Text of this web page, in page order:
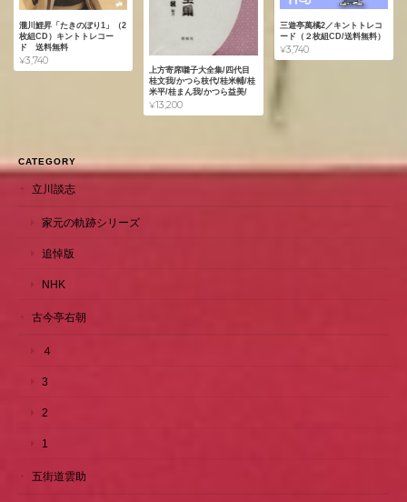
瀧川鯉昇「たきのぼり1」（2
枚組CD）キントトレコー
ド 送料無料
¥3,740
上方寄席囃子大全集/四代目
桂文我/かつら枝代/桂米輔/桂
米平/桂まん我/かつら益美/
¥13,200
三遊亭萬橘2／キントトレコ
ード（２枚組CD/送料無料）
¥3,740
CATEGORY
立川談志
家元の軌跡シリーズ
追悼版
NHK
古今亭右朝
４
3
2
1
五街道雲助